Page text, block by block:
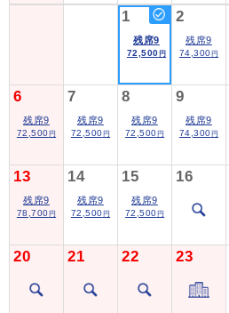
1
残席9
72,500 円
2
残席9
74,300円
6
残席9
72,500円
7
残席9
72,500円
8
残席9
72,500円
9
残席9
74,300円
13
残席9
78,700円
14
残席9
72,500円
15
残席9
72,500円
16
20 21 22 23